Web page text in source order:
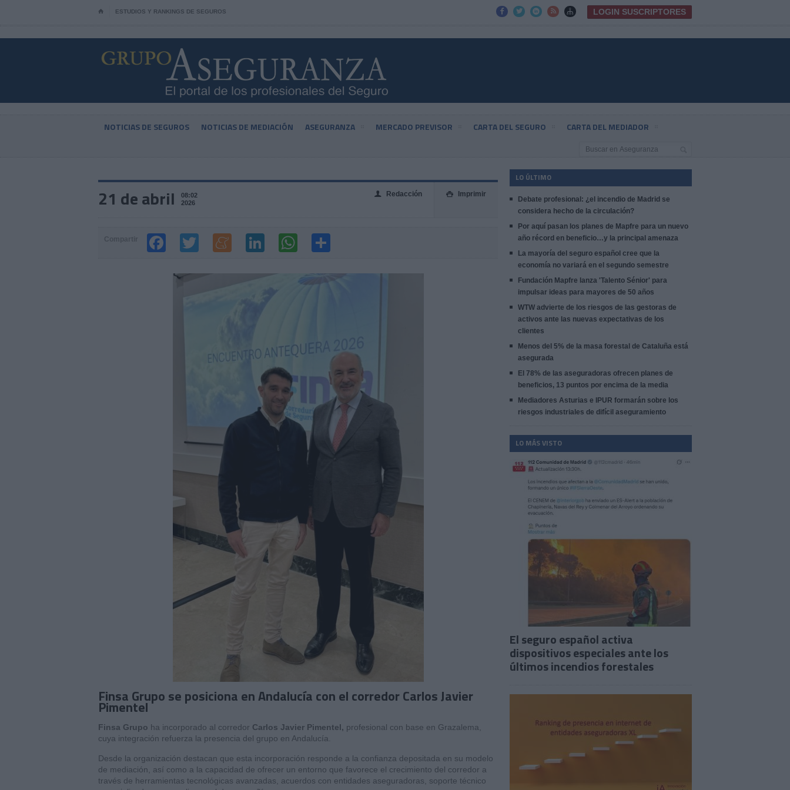
⌂ ESTUDIOS Y RANKINGS DE SEGUROS      LOGIN SUSCRIPTORES
NOTICIAS DE SEGUROS NOTICIAS DE MEDIACIÓN ASEGURANZA MERCADO PREVISOR CARTA DEL SEGURO CARTA DEL MEDIADOR
21 de abril
08:02
2026
 Imprimir
👤 Redacción
Finsa Grupo se posiciona en Andalucía con el corredor Carlos Javier
Pimentel
Finsa Grupo ha incorporado al corredor Carlos Javier Pimentel, profesional con base en Grazalema,
cuya integración refuerza la presencia del grupo en Andalucía.
Desde la organización destacan que esta incorporación responde a la confianza depositada en su modelo
de mediación, así como a la capacidad de ofrecer un entorno que favorece el crecimiento del corredor a
través de herramientas tecnológicas avanzadas, acuerdos con entidades aseguradoras, soporte técnico
LO ÚLTIMO
Debate profesional: ¿el incendio de Madrid se
considera hecho de la circulación?
Por aquí pasan los planes de Mapfre para un nuevo
año récord en beneficio…y la principal amenaza
La mayoría del seguro español cree que la
economía no variará en el segundo semestre
Fundación Mapfre lanza 'Talento Sénior' para
impulsar ideas para mayores de 50 años
WTW advierte de los riesgos de las gestoras de
activos ante las nuevas expectativas de los
clientes
Menos del 5% de la masa forestal de Cataluña está
asegurada
El 78% de las aseguradoras ofrecen planes de
beneficios, 13 puntos por encima de la media
Mediadores Asturias e IPUR formarán sobre los
riesgos industriales de difícil aseguramiento
LO MÁS VISTO
El seguro español activa
dispositivos especiales ante los
últimos incendios forestales